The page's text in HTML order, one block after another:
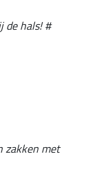
de hals! #
zakken met